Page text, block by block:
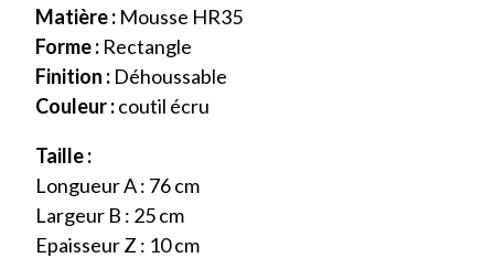
Matière : Mousse HR35
Forme : Rectangle
Finition : Déhoussable
Couleur :coutil écru
Taille :
Longueur A : 76 cm
Largeur B : 25 cm
Epaisseur Z : 10 cm